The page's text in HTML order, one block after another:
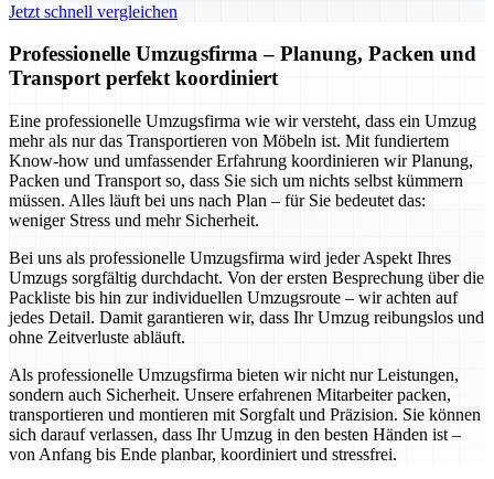
Jetzt schnell vergleichen
Professionelle Umzugsfirma – Planung, Packen und
Transport perfekt koordiniert
Eine professionelle Umzugsfirma wie wir versteht, dass ein Umzug
mehr als nur das Transportieren von Möbeln ist. Mit fundiertem
Know-how und umfassender Erfahrung koordinieren wir Planung,
Packen und Transport so, dass Sie sich um nichts selbst kümmern
müssen. Alles läuft bei uns nach Plan – für Sie bedeutet das:
weniger Stress und mehr Sicherheit.
Bei uns als professionelle Umzugsfirma wird jeder Aspekt Ihres
Umzugs sorgfältig durchdacht. Von der ersten Besprechung über die
Packliste bis hin zur individuellen Umzugsroute – wir achten auf
jedes Detail. Damit garantieren wir, dass Ihr Umzug reibungslos und
ohne Zeitverluste abläuft.
Als professionelle Umzugsfirma bieten wir nicht nur Leistungen,
sondern auch Sicherheit. Unsere erfahrenen Mitarbeiter packen,
transportieren und montieren mit Sorgfalt und Präzision. Sie können
sich darauf verlassen, dass Ihr Umzug in den besten Händen ist –
von Anfang bis Ende planbar, koordiniert und stressfrei.